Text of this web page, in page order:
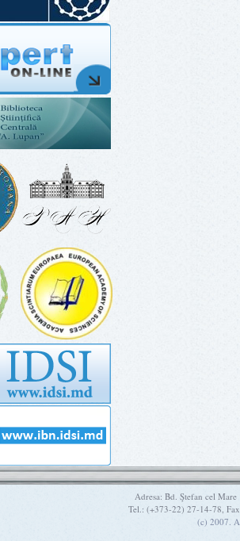
Adresa: Bd. Ştefan cel
Tel.: (+373-22) 27-14-78,
(c) 2007.